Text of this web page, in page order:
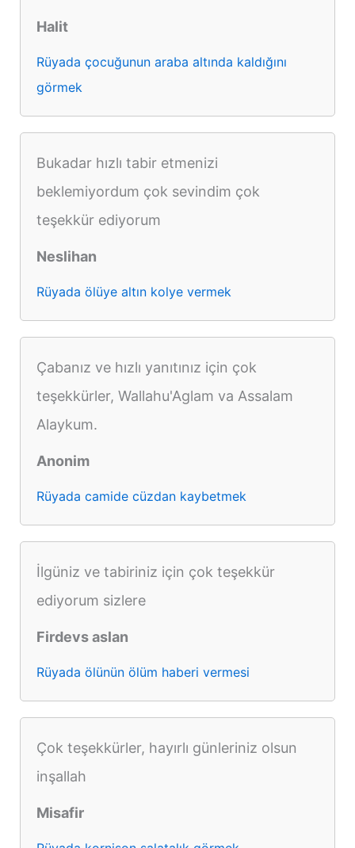
Halit
Rüyada çocuğunun araba altında kaldığını
görmek
Bukadar hızlı tabir etmenizi
beklemiyordum çok sevindim çok
teşekkür ediyorum
Neslihan
Rüyada ölüye altın kolye vermek
Çabanız ve hızlı yanıtınız için çok
teşekkürler, Wallahu'Aglam va Assalam
Alaykum.
Anonim
Rüyada camide cüzdan kaybetmek
İlgüniz ve tabiriniz için çok teşekkür
ediyorum sizlere
Firdevs aslan
Rüyada ölünün ölüm haberi vermesi
Çok teşekkürler, hayırlı günleriniz olsun
inşallah
Misafir